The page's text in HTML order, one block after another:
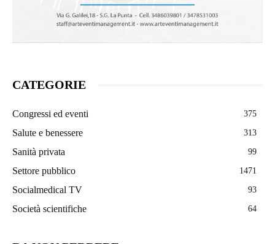
CATEGORIE
Congressi ed eventi 375
Salute e benessere 313
Sanità privata 99
Settore pubblico 1471
Socialmedical TV 93
Società scientifiche 64